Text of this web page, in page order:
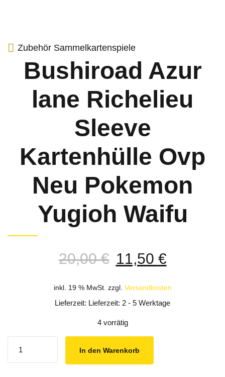
Zubehör Sammelkartenspiele
Bushiroad Azur
lane Richelieu
Sleeve
Kartenhülle Ovp
Neu Pokemon
Yugioh Waifu
20,00€ Ursprünglicher
war:
20,00 €
11,50 €Aktueller
ist:
11,50 €.
inkl. 19 % MwSt. zzgl. Versandkosten
Lieferzeit: Lieferzeit: 2 - 5 Werktage
4 vorrätig
In den Warenkorb